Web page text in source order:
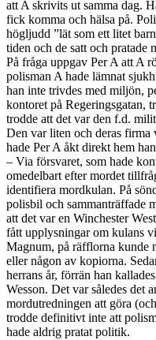
att A skrivits ut samma dag.
fick komma och hälsa på.
högljudd ”lät som ett litet
tiden och de satt och pratade
På fråga uppgav Per A att A
polisman A hade lämnat
han inte trivdes med miljön,
kontoret på Regeringsgatan,
trodde att det var den f.d.
Den var liten och deras firma
hade Per A åkt direkt hem
– Via försvaret, som hade
omedelbart efter mordet
identifiera mordkulan. På
polisbil och sammanträffade
att det var en Winchester
fått upplysningar om kulans
Magnum, på räfflorna kunde
eller någon av kopiorna.
herrans år, förrän han
Wesson. Det var således det
mordutredningen att göra
trodde definitivt inte att
hade aldrig pratat politik.